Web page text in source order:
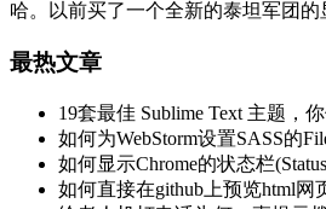
哈。以前买了一个全新的泰坦军团
最热文章
19套最佳 Sublime Text 主题，
如何为WebStorm设置SASS的
如何显示Chrome的状态栏
如何直接在github上预览html网